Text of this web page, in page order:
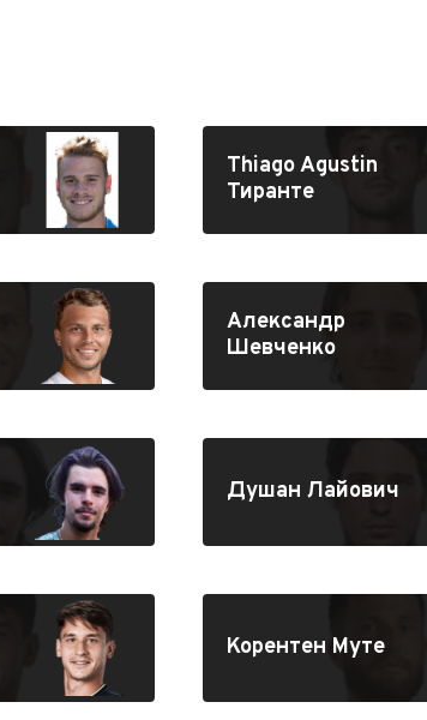
Thiago Agustin
Тиранте
Александр
Шевченко
Душан Лайович
Корентен Муте